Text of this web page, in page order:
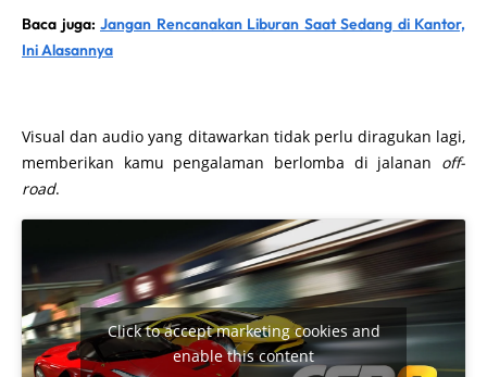
Baca juga: Jangan Rencanakan Liburan Saat Sedang di Kantor,
Ini Alasannya
Visual dan audio yang ditawarkan tidak perlu diragukan lagi,
memberikan kamu pengalaman berlomba di jalanan off-
road.
Click to accept marketing cookies and
enable this content